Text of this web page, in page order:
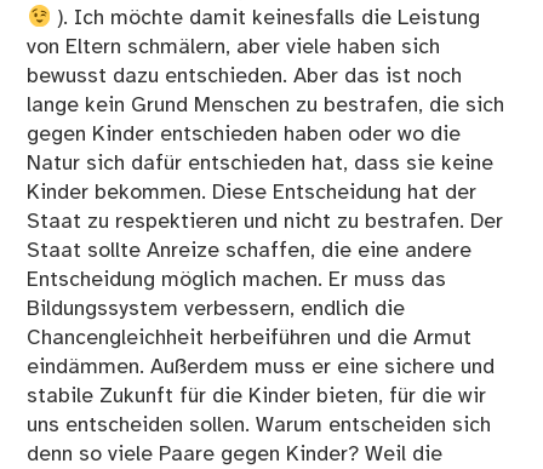
). Ich möchte damit keinesfalls die Leistung
von Eltern schmälern, aber viele haben sich
bewusst dazu entschieden. Aber das ist noch
lange kein Grund Menschen zu bestrafen, die sich
gegen Kinder entschieden haben oder wo die
Natur sich dafür entschieden hat, dass sie keine
Kinder bekommen. Diese Entscheidung hat der
Staat zu respektieren und nicht zu bestrafen. Der
Staat sollte Anreize schaffen, die eine andere
Entscheidung möglich machen. Er muss das
Bildungssystem verbessern, endlich die
Chancengleichheit herbeiführen und die Armut
eindämmen. Außerdem muss er eine sichere und
stabile Zukunft für die Kinder bieten, für die wir
uns entscheiden sollen. Warum entscheiden sich
denn so viele Paare gegen Kinder? Weil die